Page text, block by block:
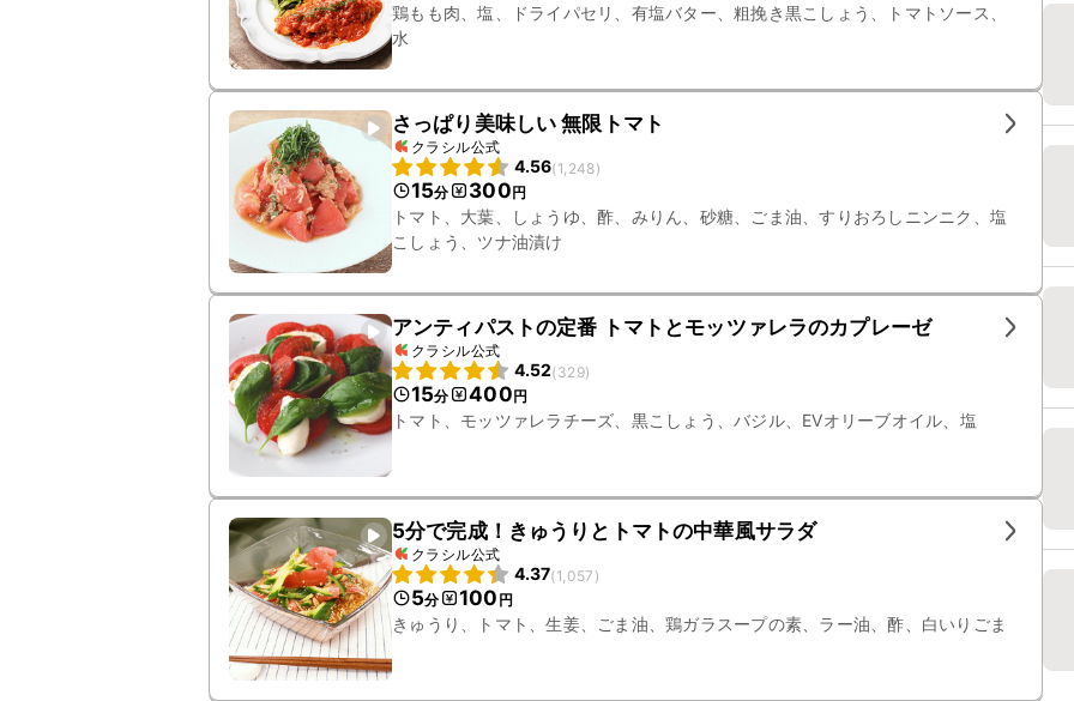
鶏もも肉、塩、ドライパセリ、有塩バター、粗挽き黒こしょう、トマトソース、
水
さっぱり美味しい 無限トマト
クラシル公式
4.56(1,248)
15分 300円
トマト、大葉、しょうゆ、酢、みりん、砂糖、ごま油、すりおろしニンニク、塩
こしょう、ツナ油漬け
アンティパストの定番 トマトとモッツァレラのカプレーゼ
クラシル公式
4.52(329)
15分 400円
トマト、モッツァレラチーズ、黒こしょう、バジル、EVオリーブオイル、塩
5分で完成！きゅうりとトマトの中華風サラダ
クラシル公式
4.37(1,057 )
5分 100 円
きゅうり、トマト、生姜、ごま油、鶏ガラスープの素、ラー油、酢、白いりごま